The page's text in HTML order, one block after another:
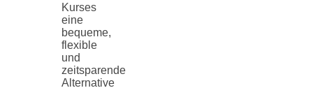
Kurses
eine
bequeme,
flexible
und
zeitsparende
Alternative